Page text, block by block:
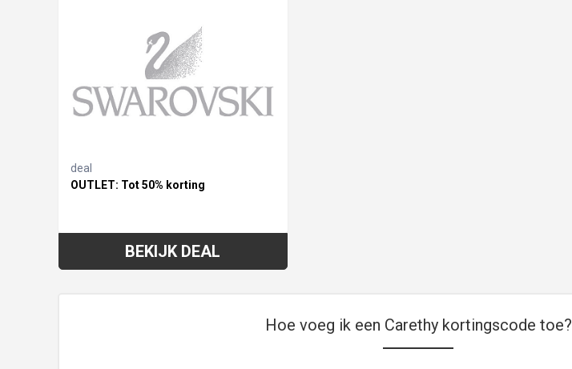
deal
OUTLET: Tot 50% korting
BEKIJK DEAL
Hoe voeg ik een Carethy kortingscode toe?